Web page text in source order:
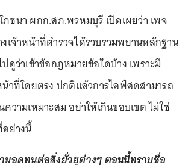
ชนา ผกก.สภ.พรหมบุรี เปิดเผยว่า เพจ
เจ้าหน้าที่ตำรวจได้รวบรวมพยานหลักฐาน
ดูว่าเข้าข้อกฎหมายข้อใดบ้าง เพราะมี
าที่โดยตรง ปกติแล้วการไลฟ์สดสามารถ
วามเหมาะสม อย่าให้เกินขอบเขต ไม่ใช่
ย่างนี้
มอดทนต่อสิ่งยั่วยุต่างๆ ตอนนี้ทราบชื่อ